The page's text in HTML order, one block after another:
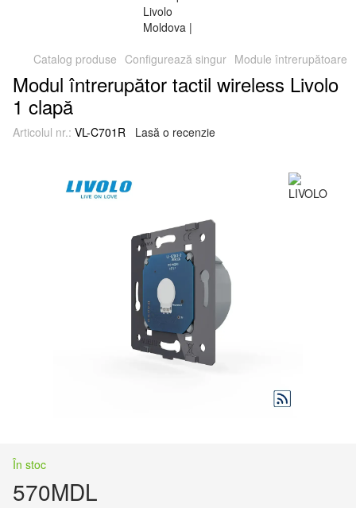
Catalog produse Configurează singur Module întrerupătoare
Modul întrerupător tactil wireless Livolo
1 clapă
Articolul nr.: VL-C701R Lasă o recenzie
În stoc
570MDL